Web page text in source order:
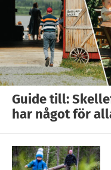
Guide till:
har något för